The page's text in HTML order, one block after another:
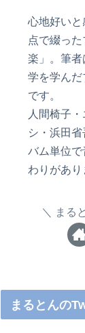
心地好い
点で綴っ
楽」。筆
学を学んだ
です。
人間椅子
シ・浜田
バム単位
わりがあり
まる
まるとんの